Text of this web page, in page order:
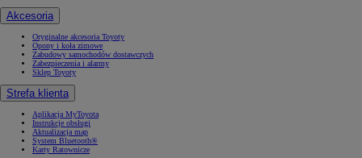
Akcesoria
Oryginalne akcesoria Toyoty
Opony i koła zimowe
Zabudowy samochodów dostawczych
Zabezpieczenia i alarmy
Sklep Toyoty
Strefa klienta
Aplikacja MyToyota
Instrukcje obsługi
Aktualizacja map
System Bluetooth®
Karty Ratownicze